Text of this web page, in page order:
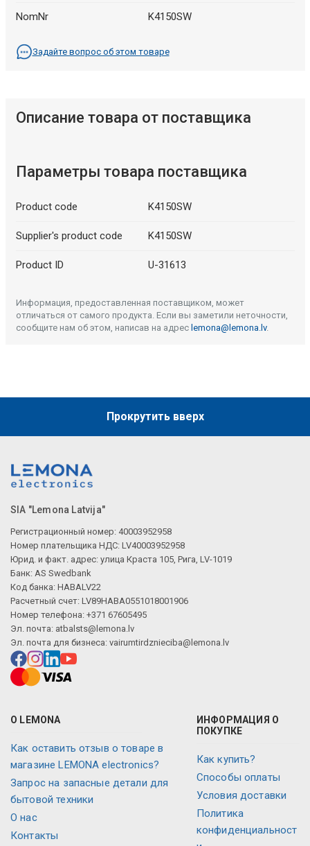
NomNr K4150SW
Задайте вопрос об этом товаре
Описание товара от поставщика
Параметры товара поставщика
Product code K4150SW
Supplier's product code K4150SW
Product ID U-31613
Информация, предоставленная поставщиком, может
отличаться от самого продукта. Если вы заметили неточности,
сообщите нам об этом, написав на адрес lemona@lemona.lv.
Прокрутить вверх
SIA "Lemona Latvija"
Регистрационный номер: 40003952958
Номер плательщика НДС: LV40003952958
Юрид. и факт. адрес: улица Краста 105, Рига, LV-1019
Банк: AS Swedbank
Код банка: HABALV22
Расчетный счет: LV89HABA0551018001906
Номер телефона: +371 67605495
Эл. почта: atbalsts@lemona.lv
Эл. почта для бизнеса: vairumtirdznieciba@lemona.lv
О LEMONA
Как оставить отзыв о товаре в
магазине LEMONA electronics?
Запрос на запасные детали для
бытовой техники
О нас
Контакты
ИНФОРМАЦИЯ О
ПОКУПКЕ
Как купить?
Способы оплаты
Условия доставки
Политика
конфиденциальност